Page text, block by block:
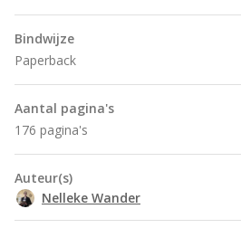
Bindwijze
Paperback
Aantal pagina's
176 pagina's
Auteur(s)
Nelleke Wander